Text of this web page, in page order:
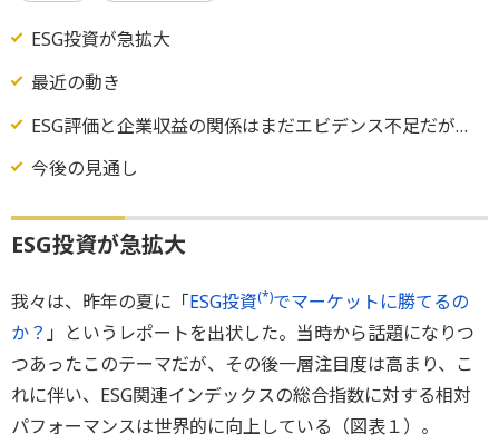
ESG投資が急拡大
最近の動き
ESG評価と企業収益の関係はまだエビデンス不足だが…
今後の見通し
ESG投資が急拡大
我々は、昨年の夏に「ESG投資(*)でマーケットに勝てるの
か？ 」というレポートを出状した。当時から話題になりつ
つあったこのテーマだが、その後一層注目度は高まり、こ
れに伴い、ESG関連インデックスの総合指数に対する相対
パフォーマンスは世界的に向上している（図表１）。